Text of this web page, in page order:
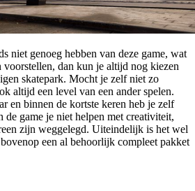
niet genoeg hebben van deze game, wat
dan kun je altijd nog kiezen
skatepark. Mocht je zelf niet zo
altijd een level van een ander spelen.
en binnen de kortste keren heb je zelf
de game je niet helpen met creativiteit,
zijn weggelegd. Uiteindelijk is het wel
een al behoorlijk compleet pakket